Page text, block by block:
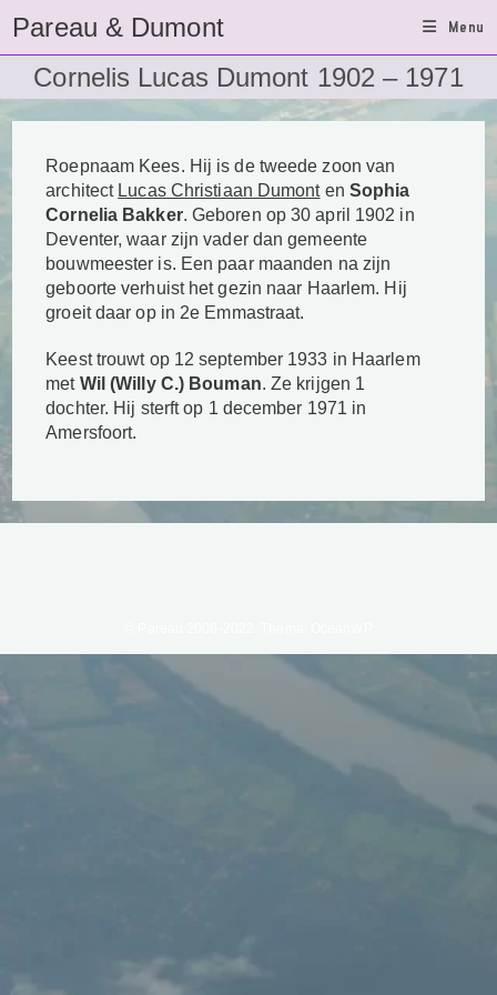
naar
inhoud
Pareau & Dumont Menu
Cornelis Lucas Dumont 1902 – 1971
Roepnaam Kees. Hij is de tweede zoon van
architect Lucas Christiaan Dumonten Sophia
Cornelia Bakker. Geboren op 30 april 1902 in
Deventer, waar zijn vader dan gemeente
bouwmeester is. Een paar maanden na zijn
geboorte verhuist het gezin naar Haarlem. Hij
groeit daar op in 2e Emmastraat.
Keest trouwt op 12 september 1933 in Haarlem
met Wil (Willy C.) Bouman. Ze krijgen 1
dochter. Hij sterft op 1 december 1971 in
Amersfoort.